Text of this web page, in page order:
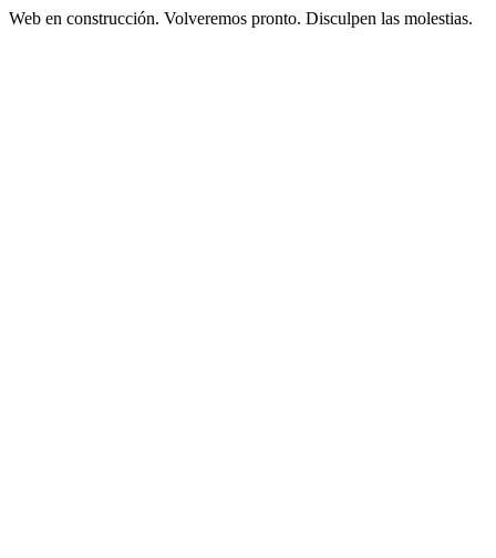
Web en construcción. Volveremos pronto. Disculpen las molestias.